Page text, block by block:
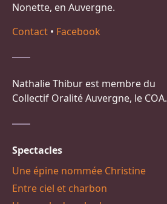
Nonette, en Auvergne.
Contact • Facebook
Nathalie Thibur est membre du
Collectif Oralité Auvergne, le COA.
Spectacles
Une épine nommée Christine
Entre ciel et charbon